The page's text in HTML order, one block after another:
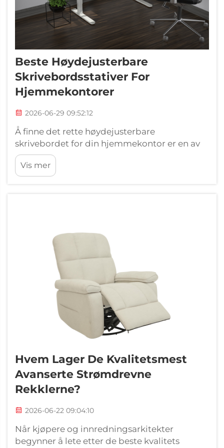
Beste Høydejusterbare
Skrivebordsstativer For
Hjemmekontorer
2026-06-29 09:52:12
Å finne det rette høydejusterbare
skrivebordet for din hjemmekontor er en av
de mest effektive investeringene du kan gjøre
i ditt daglige arbeidsoppsett. Ettersom
fjernarbeid blir en permanent del av
Vis mer
Hvem Lager De Kvalitetsmest
Avanserte Strømdrevne
Rekklerne?
2026-06-22 09:04:10
Når kjøpere og innredningsarkitekter
begynner å lete etter de beste kvalitets